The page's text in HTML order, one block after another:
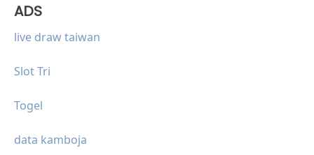
ADS
live draw taiwan
Slot Tri
Togel
data kamboja